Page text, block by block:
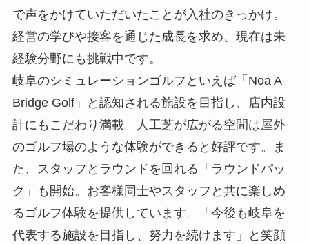
で声をかけていただいたことが入社のきっかけ。
経営の学びや接客を通じた成長を求め、現在は未
経験分野にも挑戦中です。
岐阜のシミュレーションゴルフといえば「Noa A
Bridge Golf」と認知される施設を目指し、店内設
計にもこだわり満載。人工芝が広がる空間は屋外
のゴルフ場のような体験ができると好評です。ま
た、スタッフとラウンドを回れる「ラウンドパッ
ク」も開始。お客様同士やスタッフと共に楽しめ
るゴルフ体験を提供しています。「今後も岐阜を
代表する施設を目指し、努力を続けます」と笑顔